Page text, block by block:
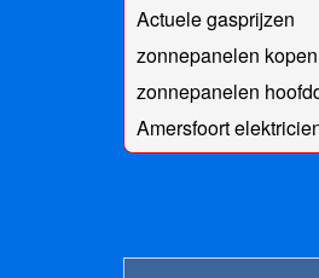
Actuele gasprijzen
zonnepanelen
zonnepanelen
Amersfoort